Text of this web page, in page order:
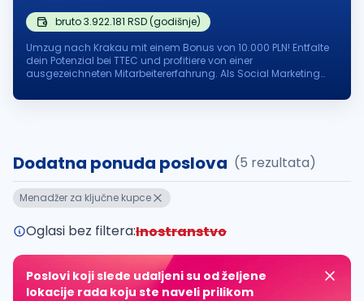
bruto 3.922.181 RSD (godišnje)
Umzug nach Krakau mit einem Bonus von 10.000 PLN! Entfalte
dein Potenzial bei TTEC und profitiere von einer
ausgezeichneten Mitarbeitererfahrung. Als Social Marketing
Polen, trägst du dazu be...
Dodatna ponuda poslova (5 rezultata)
Menadžer za ključne kupce
Oglasi bez filtera:Inostranstvo
Poslovi koji slede udaljeni su od željene
lokacije rada koju ste naveli prilikom